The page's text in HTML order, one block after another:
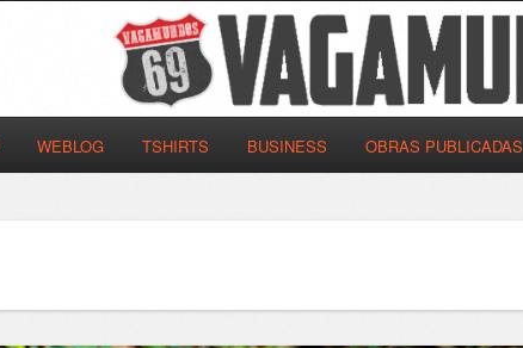
WEBLOG TSHIRTS BUSINESS OBRAS PUBLICADAS